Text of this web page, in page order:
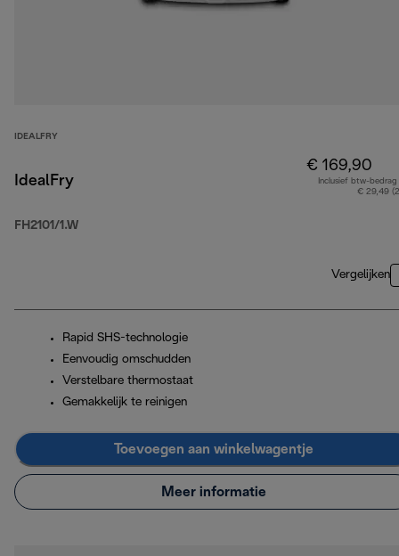
IDEALFRY
IdealFry
FH2101/1.W
€ 169,90
Inclusief btw-bedrag
€ 29,49
Vergelijken
Rapid SHS-technologie
Eenvoudig omschudden
Verstelbare thermostaat
Gemakkelijk te reinigen
Toevoegen aan winkelwagentje
Meer informatie